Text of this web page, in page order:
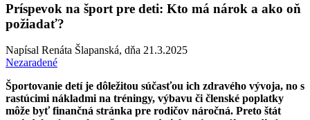
Príspevok na šport pre deti: Kto má nárok a ako oň
požiadať?
Napísal Renáta Šlapanská, dňa 21.3.2025
Nezaradené
Športovanie detí je dôležitou súčasťou ich zdravého vývoja, no s
rastúcimi nákladmi na tréningy, výbavu či členské poplatky
môže byť finančná stránka pre rodičov náročná. Preto štát